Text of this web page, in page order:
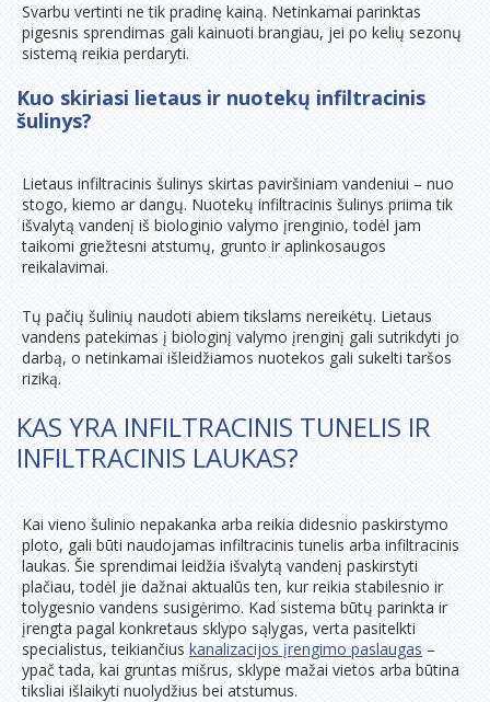
Svarbu vertinti ne tik pradinę kainą. Netinkamai parinktas
pigesnis sprendimas gali kainuoti brangiau, jei po kelių sezonų
sistemą reikia perdaryti.
Kuo skiriasi lietaus ir nuotekų infiltracinis
šulinys?
Lietaus infiltracinis šulinys skirtas paviršiniam vandeniui – nuo
stogo, kiemo ar dangų. Nuotekų infiltracinis šulinys priima tik
išvalytą vandenį iš biologinio valymo įrenginio, todėl jam
taikomi griežtesni atstumų, grunto ir aplinkosaugos
reikalavimai.
Tų pačių šulinių naudoti abiem tikslams nereikėtų. Lietaus
vandens patekimas į biologinį valymo įrenginį gali sutrikdyti jo
darbą, o netinkamai išleidžiamos nuotekos gali sukelti taršos
riziką.
KAS YRA INFILTRACINIS TUNELIS IR
INFILTRACINIS LAUKAS?
Kai vieno šulinio nepakanka arba reikia didesnio paskirstymo
ploto, gali būti naudojamas infiltracinis tunelis arba infiltracinis
laukas. Šie sprendimai leidžia išvalytą vandenį paskirstyti
plačiau, todėl jie dažnai aktualūs ten, kur reikia stabilesnio ir
tolygesnio vandens susigėrimo. Kad sistema būtų parinkta ir
įrengta pagal konkretaus sklypo sąlygas, verta pasitelkti
specialistus, teikiančiuskanalizacijos įrengimo paslaugas–
ypač tada, kai gruntas mišrus, sklype mažai vietos arba būtina
tiksliai išlaikyti nuolydžius bei atstumus.